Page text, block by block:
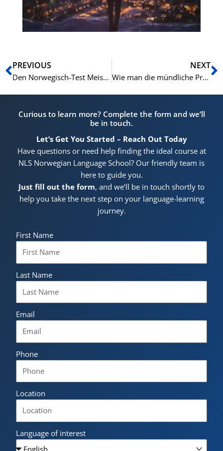
Zurück
PREVIOUS
Den Norwegisch-Test Meistern: Ein Umfassender Leitfaden zu den Vier Prüfungsteilen
NEXT
Wie man die mündliche Prüfung des Norskprøven auf dem B2-Niveau besteht: Umfassender Leitfaden
Curious to learn more? Complete the form and we’ll
be in touch.
Let’s Get You Started – Reach Out Today
Have questions or need help finding the ideal course at
NLS Norwegian Language School? Our friendly team is
here to guide you.
Just fill out the form, and we’ll be in touch shortly to
help you take the next step on your language-learning
journey.
First Name
Last Name
Email
Phone
Location
Language of interest